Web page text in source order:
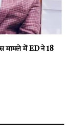
मामले में ED ने 18